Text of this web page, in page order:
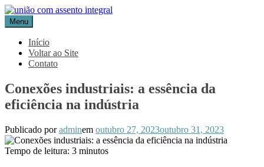
Pular
para
o
conteúdo
Blog Aceflan
Líder em Acessórios Industriais
Menu
Início
Voltar ao Site
Contato
Conexões industriais: a essência da
eficiência na indústria
Publicado poradminem outubro 27, 2023outubro 31, 2023
Tempo de leitura: 3 minutos